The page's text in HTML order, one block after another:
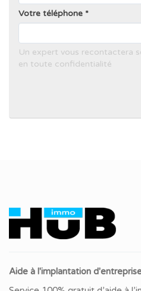
Votre téléphone
Un expert vous recontactera
en toute confidentialité
Aide à l'implantation